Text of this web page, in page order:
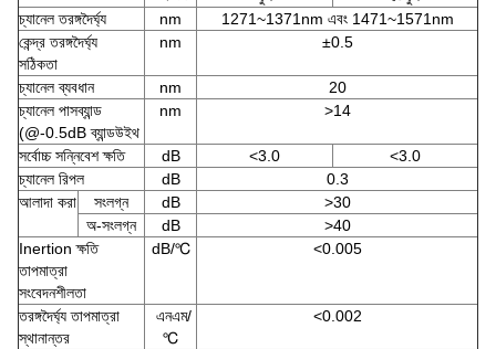
চ্যানেল তরঙ্গদৈর্ঘ্য
nm
1271~1371nm এবং 1471~1571nm
কেন্দ্র তরঙ্গদৈর্ঘ্য
সঠিকতা
nm ±0.5
চ্যানেল ব্যবধান nm
20
চ্যানেল পাসব্যান্ড
(@-0.5dB ব্যান্ডউইথ
nm >14
সর্বোচ্চ সন্নিবেশ ক্ষতি dB <3.0
<3.0
চ্যানেল রিপল
dB
0.3
আলাদা করা
সংলগ্ন dB
>30
অ-সংলগ্ন
dB
>40
Inertion ক্ষতি
তাপমাত্রা
সংবেদনশীলতা
dB/℃ <0.005
তরঙ্গদৈর্ঘ্য তাপমাত্রা
স্থানান্তর
এনএম/
℃
<0.002